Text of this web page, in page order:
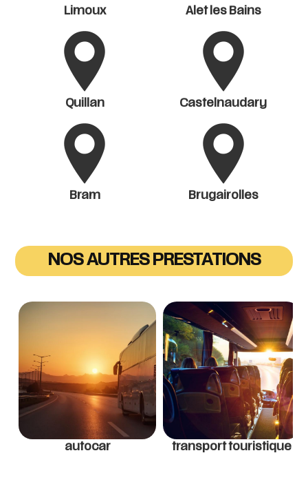
Limoux Alet les Bains
Quillan Castelnaudary
Bram Brugairolles
NOS AUTRES PRESTATIONS
autocar transport touristique